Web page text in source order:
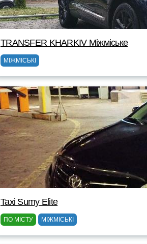
TRANSFER KHARKIV Міжміське
МІЖМІСЬКІ
Taxi Sumy Elite
ПО МІСТУ МІЖМІСЬКІ